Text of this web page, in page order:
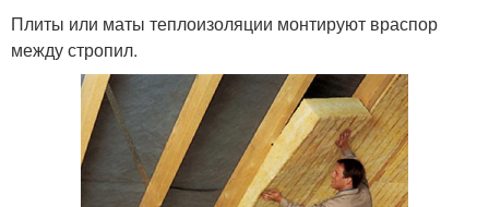
Плиты или маты теплоизоляции монтируют враспор
между стропил.